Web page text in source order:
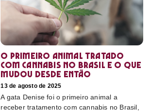
O primeiro animal tratado
com cannabis no Brasil e o que
mudou desde então
13 de agosto de 2025
A gata Denise foi o primeiro animal a
receber tratamento com cannabis no Brasil,